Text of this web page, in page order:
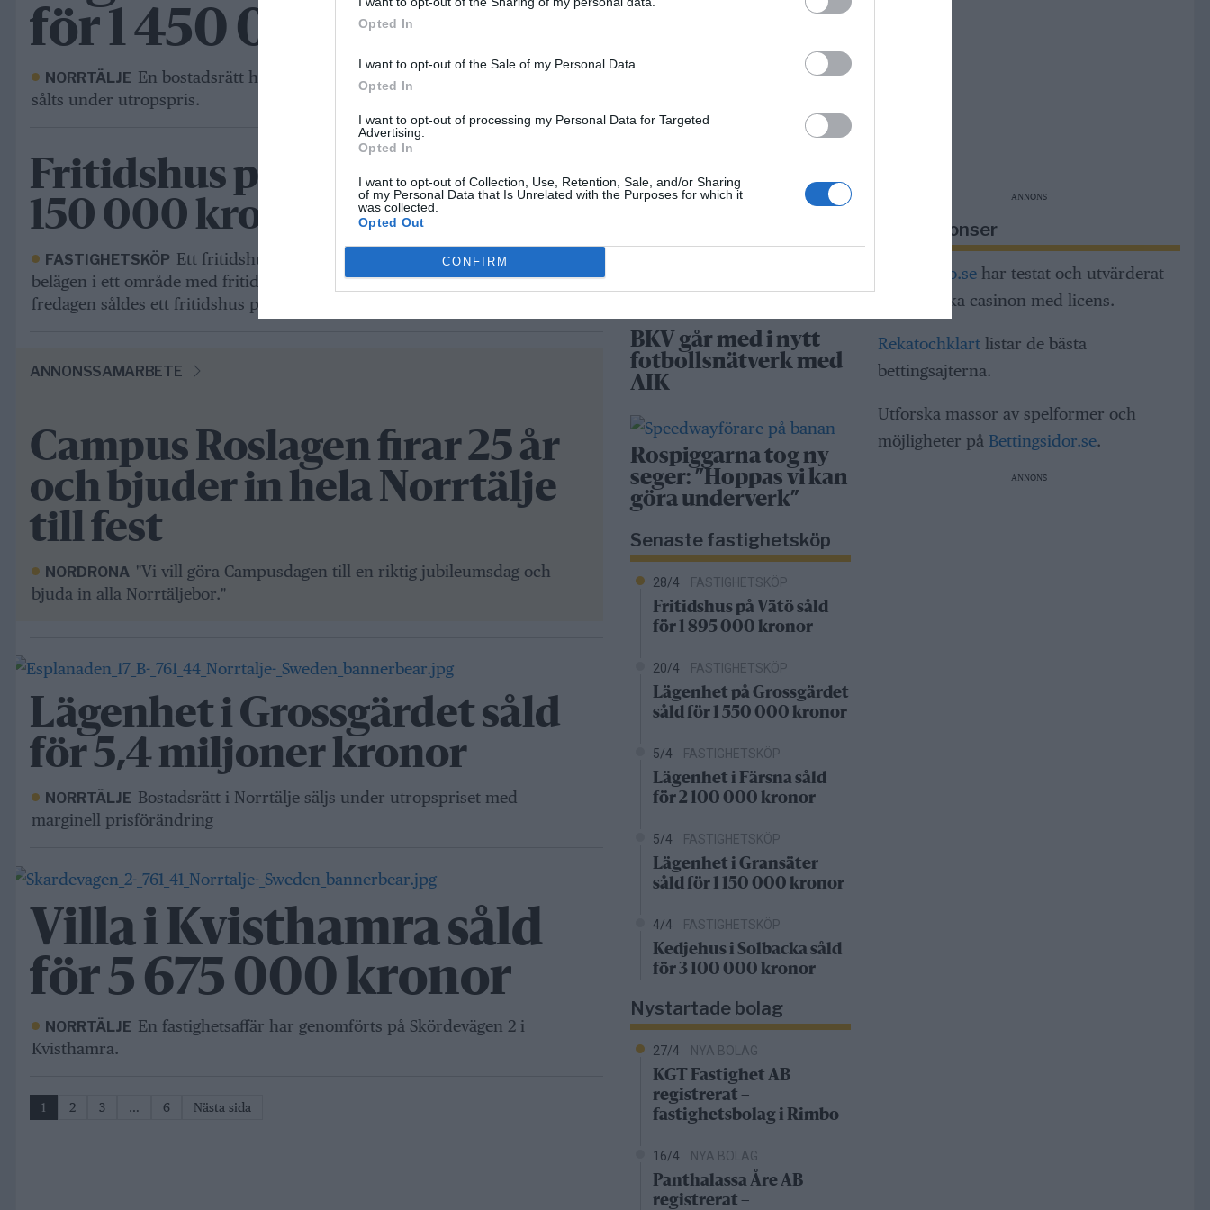
Opted In
I want to opt-out of the Sale of my Personal Data.
Opted In
I want to opt-out of processing my Personal Data for Targeted
Advertising.
Opted In
I want to opt-out of Collection, Use, Retention, Sale, and/or Sharing
of my Personal Data that Is Unrelated with the Purposes for which it
was collected.
Opted Out
CONFIRM
för 1 450 000 kronor
NORRTÄLJE En bostadsrätt har fått ny ägare på Vigelsjöhöjden efter att ha
sålts under utropspris.
Fritidshus på Blidö såld för 5
150 000 kronor
FASTIGHETSKÖP Ett fritidshus på Blidö har fått ny ägare. Fastigheten är
belägen i ett område med fritidsbebyggelse i Norrtälje kommun. På
fredagen såldes ett fritidshus på
ANNONSSAMARBETE
Campus Roslagen firar 25 år
och bjuder in hela Norrtälje
till fest
NORDRONA "Vi vill göra Campusdagen till en riktig jubileumsdag och
bjuda in alla Norrtäljebor."
Lägenhet i Grossgärdet såld
för 5,4 miljoner kronor
NORRTÄLJE Bostadsrätt i Norrtälje säljs under utropspriset med
marginell prisförändring
Villa i Kvisthamra såld
för 5 675 000 kronor
NORRTÄLJE En fastighetsaffär har genomförts på Skördevägen 2 i
Kvisthamra.
1 2 3 … 6 Nästa sida
Säkerhetslösningar i
väljer inbrottslarm,
kameraövervakning och
passersystem
för hemmamatch
BKV går med i nytt
fotbollsnätverk med
AIK
Rospiggarna tog ny
seger: ”Hoppas vi kan
göra underverk”
Senaste fastighetsköp
28/4 FASTIGHETSKÖP
Fritidshus på Vätö såld
för 1 895 000 kronor
20/4 FASTIGHETSKÖP
Lägenhet på Grossgärdet
såld för 1 550 000 kronor
5/4 FASTIGHETSKÖP
Lägenhet i Färsna såld
för 2 100 000 kronor
5/4 FASTIGHETSKÖP
Lägenhet i Gransäter
såld för 1 150 000 kronor
4/4 FASTIGHETSKÖP
Kedjehus i Solbacka såld
för 3 100 000 kronor
Nystartade bolag
27/4 NYA BOLAG
KGT Fastighet AB
registrerat –
fastighetsbolag i Rimbo
16/4 NYA BOLAG
Panthalassa Åre AB
registrerat –
ANNONS
Riksannonser
Casinorino.sehar testat och utvärderat
alla svenska casinon med licens.
Rekatochklartlistar de bästa
bettingsajterna.
Utforska massor av spelformer och
möjligheter på Bettingsidor.se.
ANNONS